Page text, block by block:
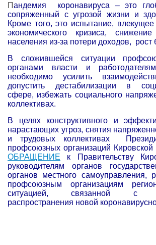
Пандемия коронавируса – это
сопряженный с угрозой жизни и
Кроме того, это испытание, влекущее
экономического кризиса,
населения из-за потери доходов, рост
В сложившейся ситуации
органами власти и
необходимо усилить
допустить дестабилизации в
сфере, избежать социального
коллективах.
В целях конструктивного и
нарастающих угроз, снятия
и трудовых коллективах
профсоюзных организаций Кировской
ОБРАЩЕНИЕ к Правительству
руководителям органов
органов местного самоуправления,
профсоюзным организациям
ситуацией, связанной с
распространения новой